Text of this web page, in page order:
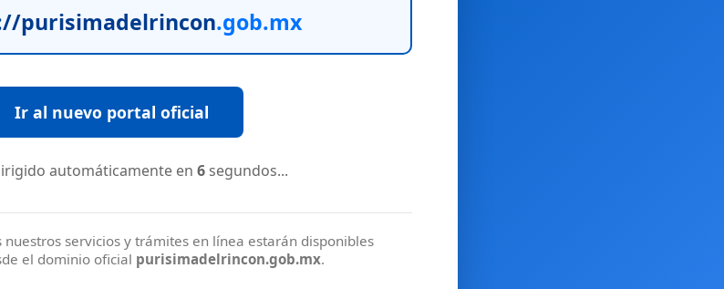
purisimadelrincon.gob.mx
Ir al nuevo portal oficial
automáticamente en 5segundos...
servicios y trámites en línea estarán disponibles
el dominio oficial purisimadelrincon.gob.mx.